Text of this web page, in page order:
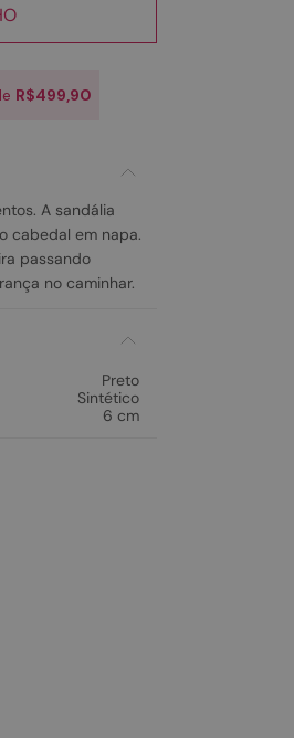
R$499,90
A sandália
cabedal em napa.
passando
no caminhar.
Preto
Sintético
6 cm